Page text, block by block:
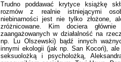
Trudno poddawać krytyce książkę
rozmów z realnie istniejącymi
niebinarności jest nie tylko złożone,
zróżnicowane. Kim dociera
zaangażowanych w działalność na
np. Lu Olszewski) bądź innych
innymi ekologii (jak np. San Kocoń),
seksuolożką i psycholożką,